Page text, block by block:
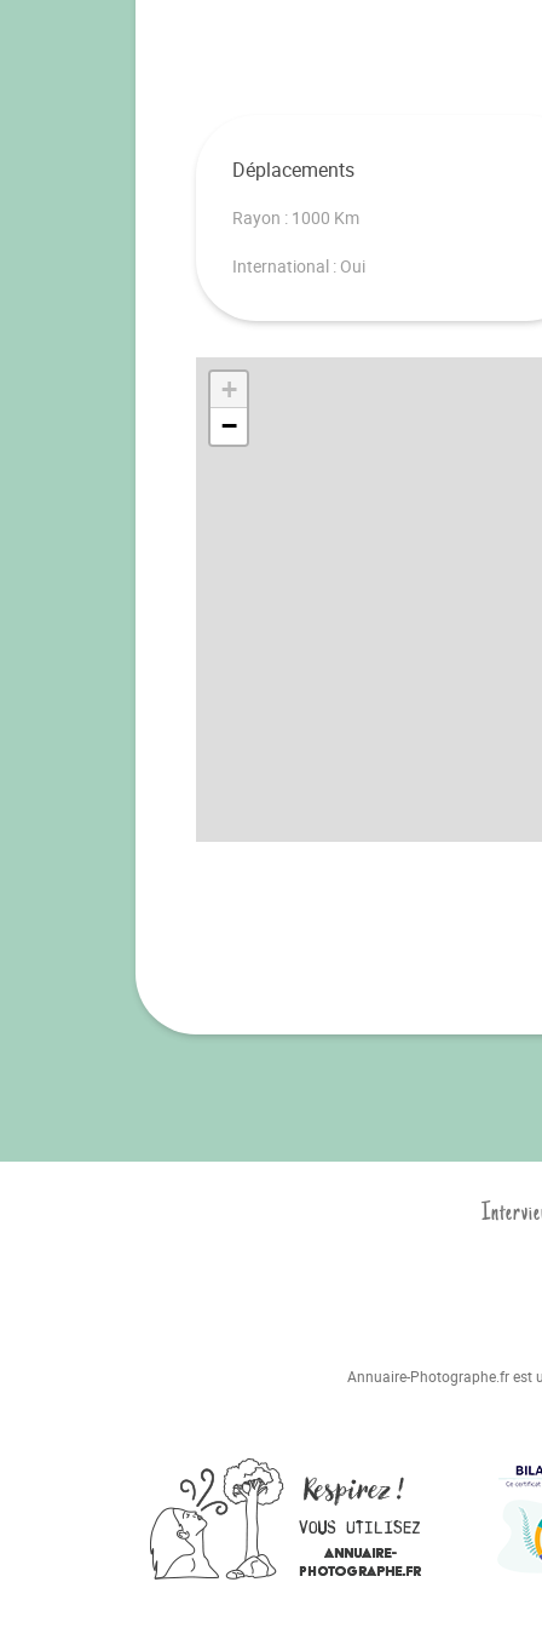
Déplacements
Rayon : 1000 Km
International : Oui
+
−
Annuaire-Photographe.fr est